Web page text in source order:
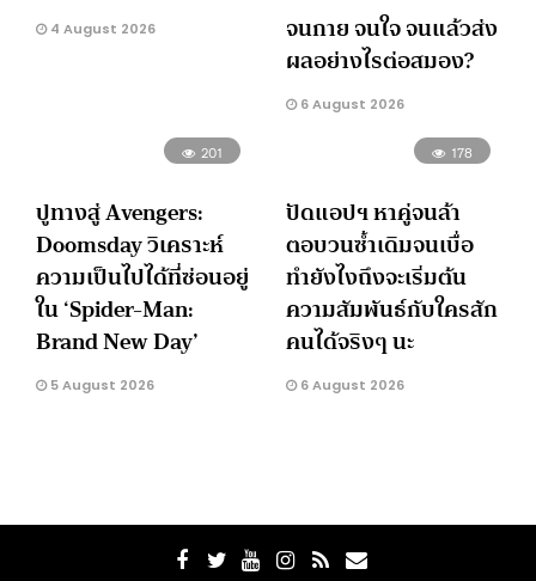
4 August 2026
จนกาย จนใจ จนแล้วส่ง
ผลอย่างไรต่อสมอง?
6 August 2026
201
ปูทางสู่ Avengers:
Doomsday วิเคราะห์
ความเป็นไปได้ที่ซ่อนอยู่
ใน ‘Spider-Man:
Brand New Day’
5 August 2026
178
ปัดแอปฯ หาคู่จนล้า
ตอบวนซ้ำเดิมจนเบื่อ
ทำยังไงถึงจะเริ่มต้น
ความสัมพันธ์กับใครสัก
คนได้จริงๆ นะ
6 August 2026